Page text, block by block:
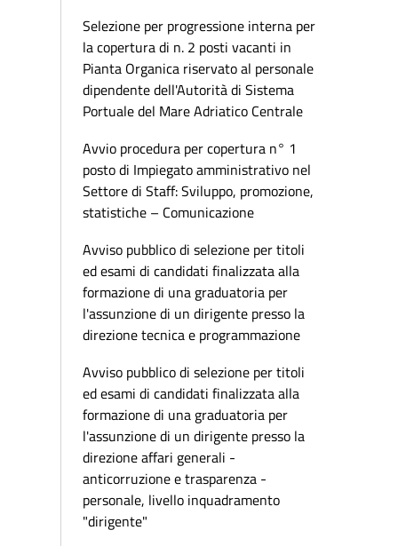
Selezione per progressione interna per
la copertura di n. 2 posti vacanti in
Pianta Organica riservato al personale
dipendente dell'Autorità di Sistema
Portuale del Mare Adriatico Centrale
Avvio procedura per copertura n° 1
posto di Impiegato amministrativo nel
Settore di Staff: Sviluppo, promozione,
statistiche – Comunicazione
Avviso pubblico di selezione per titoli
ed esami di candidati finalizzata alla
formazione di una graduatoria per
l'assunzione di un dirigente presso la
direzione tecnica e programmazione
Avviso pubblico di selezione per titoli
ed esami di candidati finalizzata alla
formazione di una graduatoria per
l'assunzione di un dirigente presso la
direzione affari generali -
anticorruzione e trasparenza -
personale, livello inquadramento
"dirigente"